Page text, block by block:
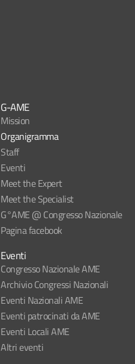
G-AME
Mission
Organigramma
Staff
Eventi
Meet the Expert
Meet the Specialist
G°AME @ Congresso Nazionale
Pagina facebook
Eventi
Congresso Nazionale AME
Archivio Congressi Nazionali
Eventi Nazionali AME
Eventi patrocinati da AME
Eventi Locali AME
Altri eventi